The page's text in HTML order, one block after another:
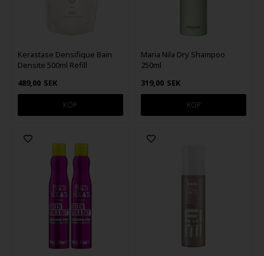
Kerastase Densifique Bain
Densite 500ml Refill
489,00 SEK
Maria Nila Dry Shampoo
250ml
319,00 SEK